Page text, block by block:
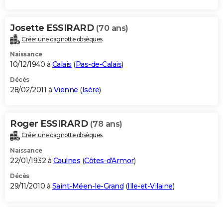
Josette ESSIRARD (70 ans)
Créer une cagnotte obsèques
Naissance
10/12/1940 à Calais (Pas-de-Calais)
Décès
28/02/2011 à Vienne (Isère)
Roger ESSIRARD (78 ans)
Créer une cagnotte obsèques
Naissance
22/01/1932 à Caulnes (Côtes-d'Armor)
Décès
29/11/2010 à Saint-Méen-le-Grand (Ille-et-Vilaine)